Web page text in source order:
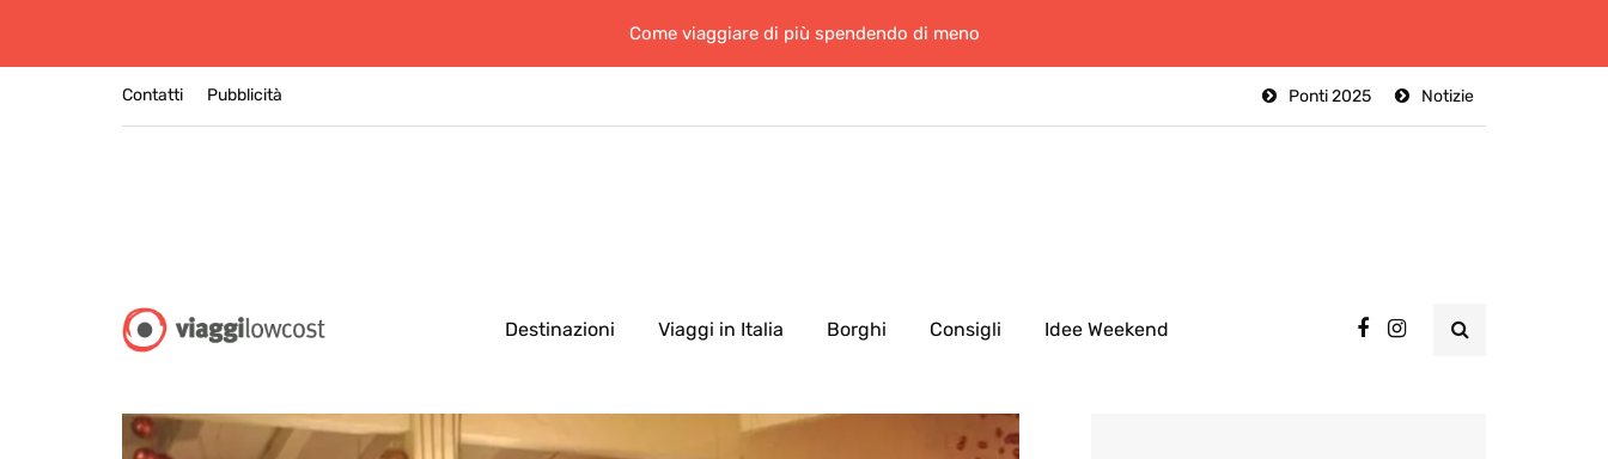
Come viaggiare di più spendendo di meno
Contatti Notizie
Ponti 2025
Pubblicità
Destinazioni Viaggi in Italia Borghi Consigli Idee Weekend